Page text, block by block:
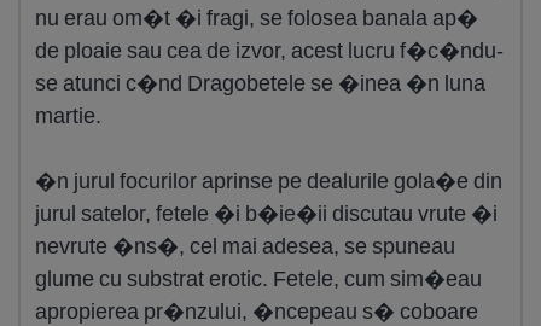
nu erau om�t �i fragi, se folosea banala ap�
de ploaie sau cea de izvor, acest lucru f�c�ndu-
se atunci c�nd Dragobetele se �inea �n luna
martie.
�n jurul focurilor aprinse pe dealurile gola�e din
jurul satelor, fetele �i b�ie�ii discutau vrute �i
nevrute �ns�, cel mai adesea, se spuneau
glume cu substrat erotic. Fetele, cum sim�eau
apropierea pr�nzului, �ncepeau s� coboare